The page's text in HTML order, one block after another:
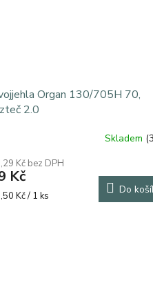
sada patek a dárek
Organ 130/705H 70,
2.0
Skladem
Kč bez DPH
Kč
Kč / 1 ks Do